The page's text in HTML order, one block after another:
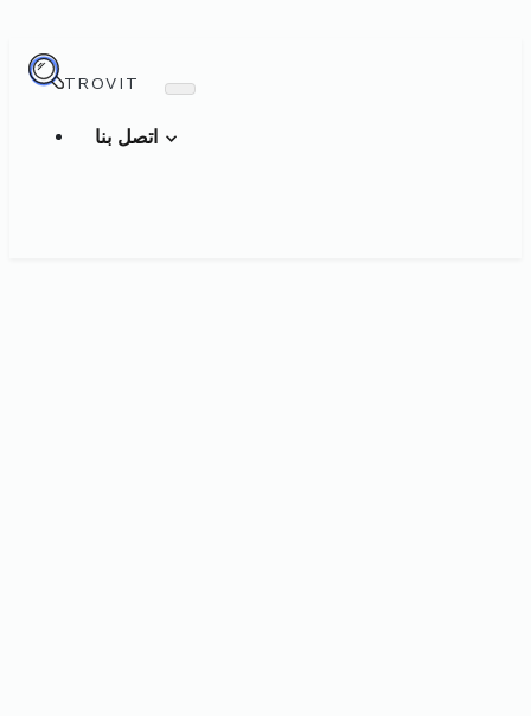
TROVIT